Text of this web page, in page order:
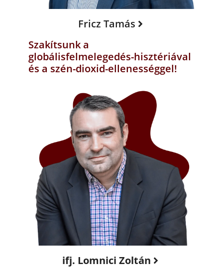
Fricz Tamás
Szakítsunk a
globálisfelmelegedés-hisztériával
és a szén-dioxid-ellenességgel!
ifj. Lomnici Zoltán